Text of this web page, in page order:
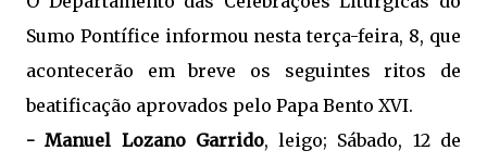
Sumo Pontífice informou nesta terça-feira, 8, que
acontecerão em breve os seguintes ritos de
beatificação aprovados pelo Papa Bento XVI.
- Manuel Lozano Garrido, leigo; Sábado, 12 de